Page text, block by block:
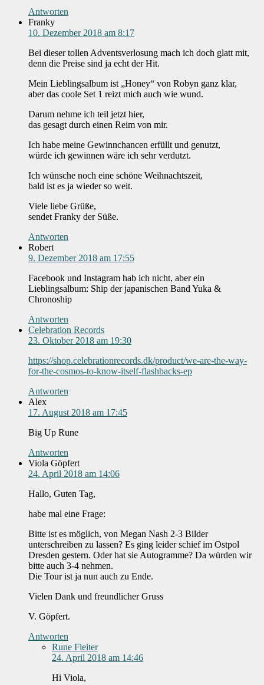
Antworten
Franky
10. Dezember 2018 am 8:17
Bei dieser tollen Adventsverlosung mach ich doch glatt mit,
denn die Preise sind ja echt der Hit.
Mein Lieblingsalbum ist „Honey“ von Robyn ganz klar,
aber das coole Set 1 reizt mich auch wie wund.
Darum nehme ich teil jetzt hier,
das gesagt durch einen Reim von mir.
Ich habe meine Gewinnchancen erfüllt und genutzt,
würde ich gewinnen wäre ich sehr verdutzt.
Ich wünsche noch eine schöne Weihnachtszeit,
bald ist es ja wieder so weit.
Viele liebe Grüße,
sendet Franky der Süße.
Antworten
Robert
9. Dezember 2018 am 17:55
Facebook und Instagram hab ich nicht, aber ein
Lieblingsalbum: Ship der japanischen Band Yuka &
Chronoship
Antworten
Celebration Records
23. Oktober 2018 am 19:30
https://shop.celebrationrecords.dk/product/we-are-the-way-
for-the-cosmos-to-know-itself-flashbacks-ep
Antworten
Alex
17. August 2018 am 17:45
Big Up Rune
Antworten
Viola Göpfert
24. April 2018 am 14:06
Hallo, Guten Tag,
habe mal eine Frage:
Bitte ist es möglich, von Megan Nash 2-3 Bilder
unterschreiben zu lassen? Es ging leider schief im Ostpol
Dresden gestern. Oder hat sie Autogramme? Da würden wir
bitte auch 3-4 nehmen.
Die Tour ist ja nun auch zu Ende.
Vielen Dank und freundlicher Gruss
V. Göpfert.
Antworten
Rune Fleiter
24. April 2018 am 14:46
Hi Viola,